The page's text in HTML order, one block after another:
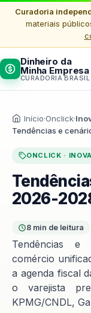
Curadoria
materiais
Dinheiro da
Minha Empresa
CURADORIA BRASIL
Início·Onclick·
Tendências e
ONCLICK ·
2026-
8 min de leitura
Tendências e
comércio
a agenda fiscal
o varejista
KPMG/CNDL,